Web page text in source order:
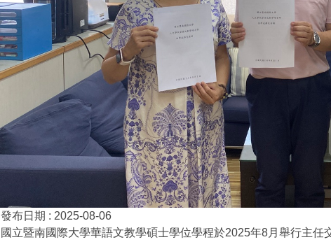
發布日期 : 2025-08-06
國立暨南國際大學華語文教學碩士學位學程於2025年8月舉行主